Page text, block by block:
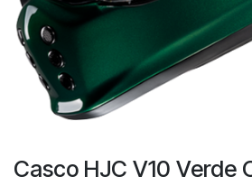
Casco HJC V10 Verde